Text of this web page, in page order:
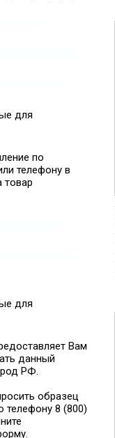
для
по
телефону в
товар
для
Вам
данный
РФ.
образец
телефону 8 (800)